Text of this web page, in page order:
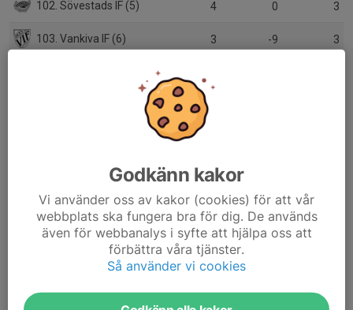
102. Sövestads IF (5) 4 0 3
103. Vankiva IF (6) 3 -9 3
107. IK Wormo (6) 7
108. Tjörnarps BoIF (6) 1 -2
109. Trollenäs IF (5) 6 -10
110. Vanstads IF (6) 1
111. Åsums BK (6) 1
Godkänn kakor
Vi använder oss av kakor (cookies) för att vår
webbplats ska fungera bra för dig. De används
även för webbanalys i syfte att hjälpa oss att
förbättra våra tjänster.
Så använder vi cookies